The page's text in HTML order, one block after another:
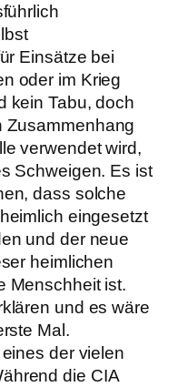
Einsätze bei
oder im Krieg
kein Tabu, doch
Zusammenhang
verwendet wird,
Schweigen. Es ist
dass solche
eingesetzt
und der neue
heimlichen
Menschheit ist.
und es wäre
Mal.
der vielen
die CIA